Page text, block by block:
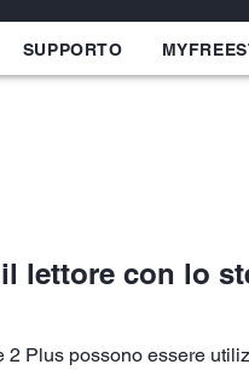
SUPPORTO
lettore con lo
Plus possono essere